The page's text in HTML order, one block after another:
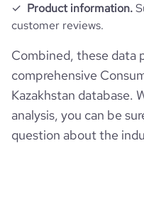
Product information.
customer reviews.
Combined, these data
comprehensive
Kazakhstan database.
analysis, you can be
question about the